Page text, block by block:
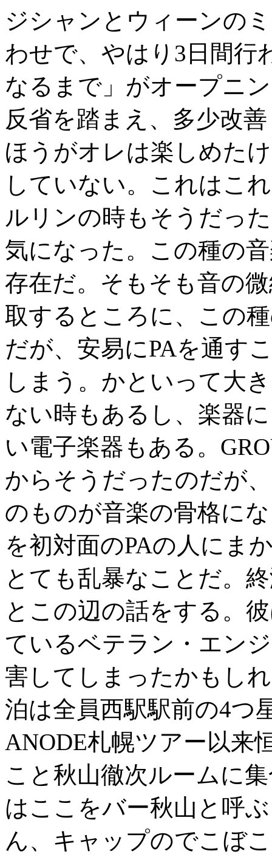
ジシャンとウィーンの
わせで、やはり3日間行
なるまで」がオープニ
反省を踏まえ、多少改
ほうがオレは楽しめた
していない。これはこ
ルリンの時もそうだっ
気になった。この種の
存在だ。そもそも音の
取するところに、この
だが、安易にPAを通す
しまう。かといって大
ない時もあるし、楽器
い電子楽器もある。
からそうだったのだが
のものが音楽の骨格に
を初対面のPAの人にま
とても乱暴なことだ。
とこの辺の話をする。
ているベテラン・エン
害してしまったかもし
泊は全員西駅駅前の4つ
ANODE札幌ツアー以来
こと秋山徹次ルームに
はここをバー秋山と呼
ん、キャップのでこぼ